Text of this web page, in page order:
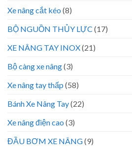
Xe nâng cắt kéo (8)
BỘ NGUỒN THỦY LỰC (17)
XE NÂNG TAY INOX(21)
Bộ càng xe nâng(3)
Xe nâng tay thấp (58)
Bánh Xe Nâng Tay(22)
Xe nâng điện cao (3)
ĐẦU BƠM XE NÂNG(9)